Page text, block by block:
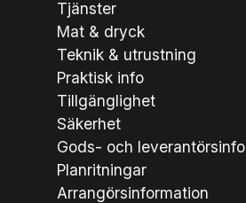
Tjänster
Mat & dryck
Teknik & utrustning
Praktisk info
Tillgänglighet
Säkerhet
Gods- och leverantörsinfo
Planritningar
Arrangörsinformation